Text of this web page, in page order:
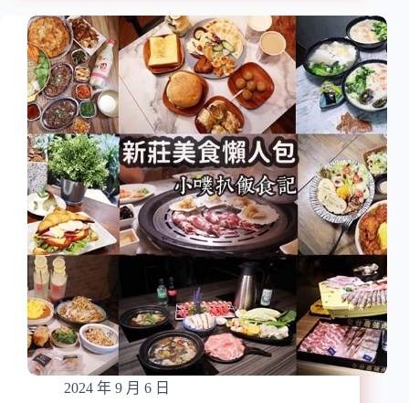
食】
『早
午
餐
懶
人
包』
精
選
六
十
八
家
印
象
深
刻
早
午
餐/CP
2024 年 9 月 6 日